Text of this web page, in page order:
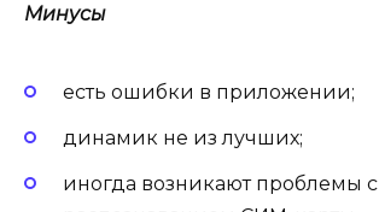
Минусы
есть ошибки в приложении;
динамик не из лучших;
иногда возникают проблемы с